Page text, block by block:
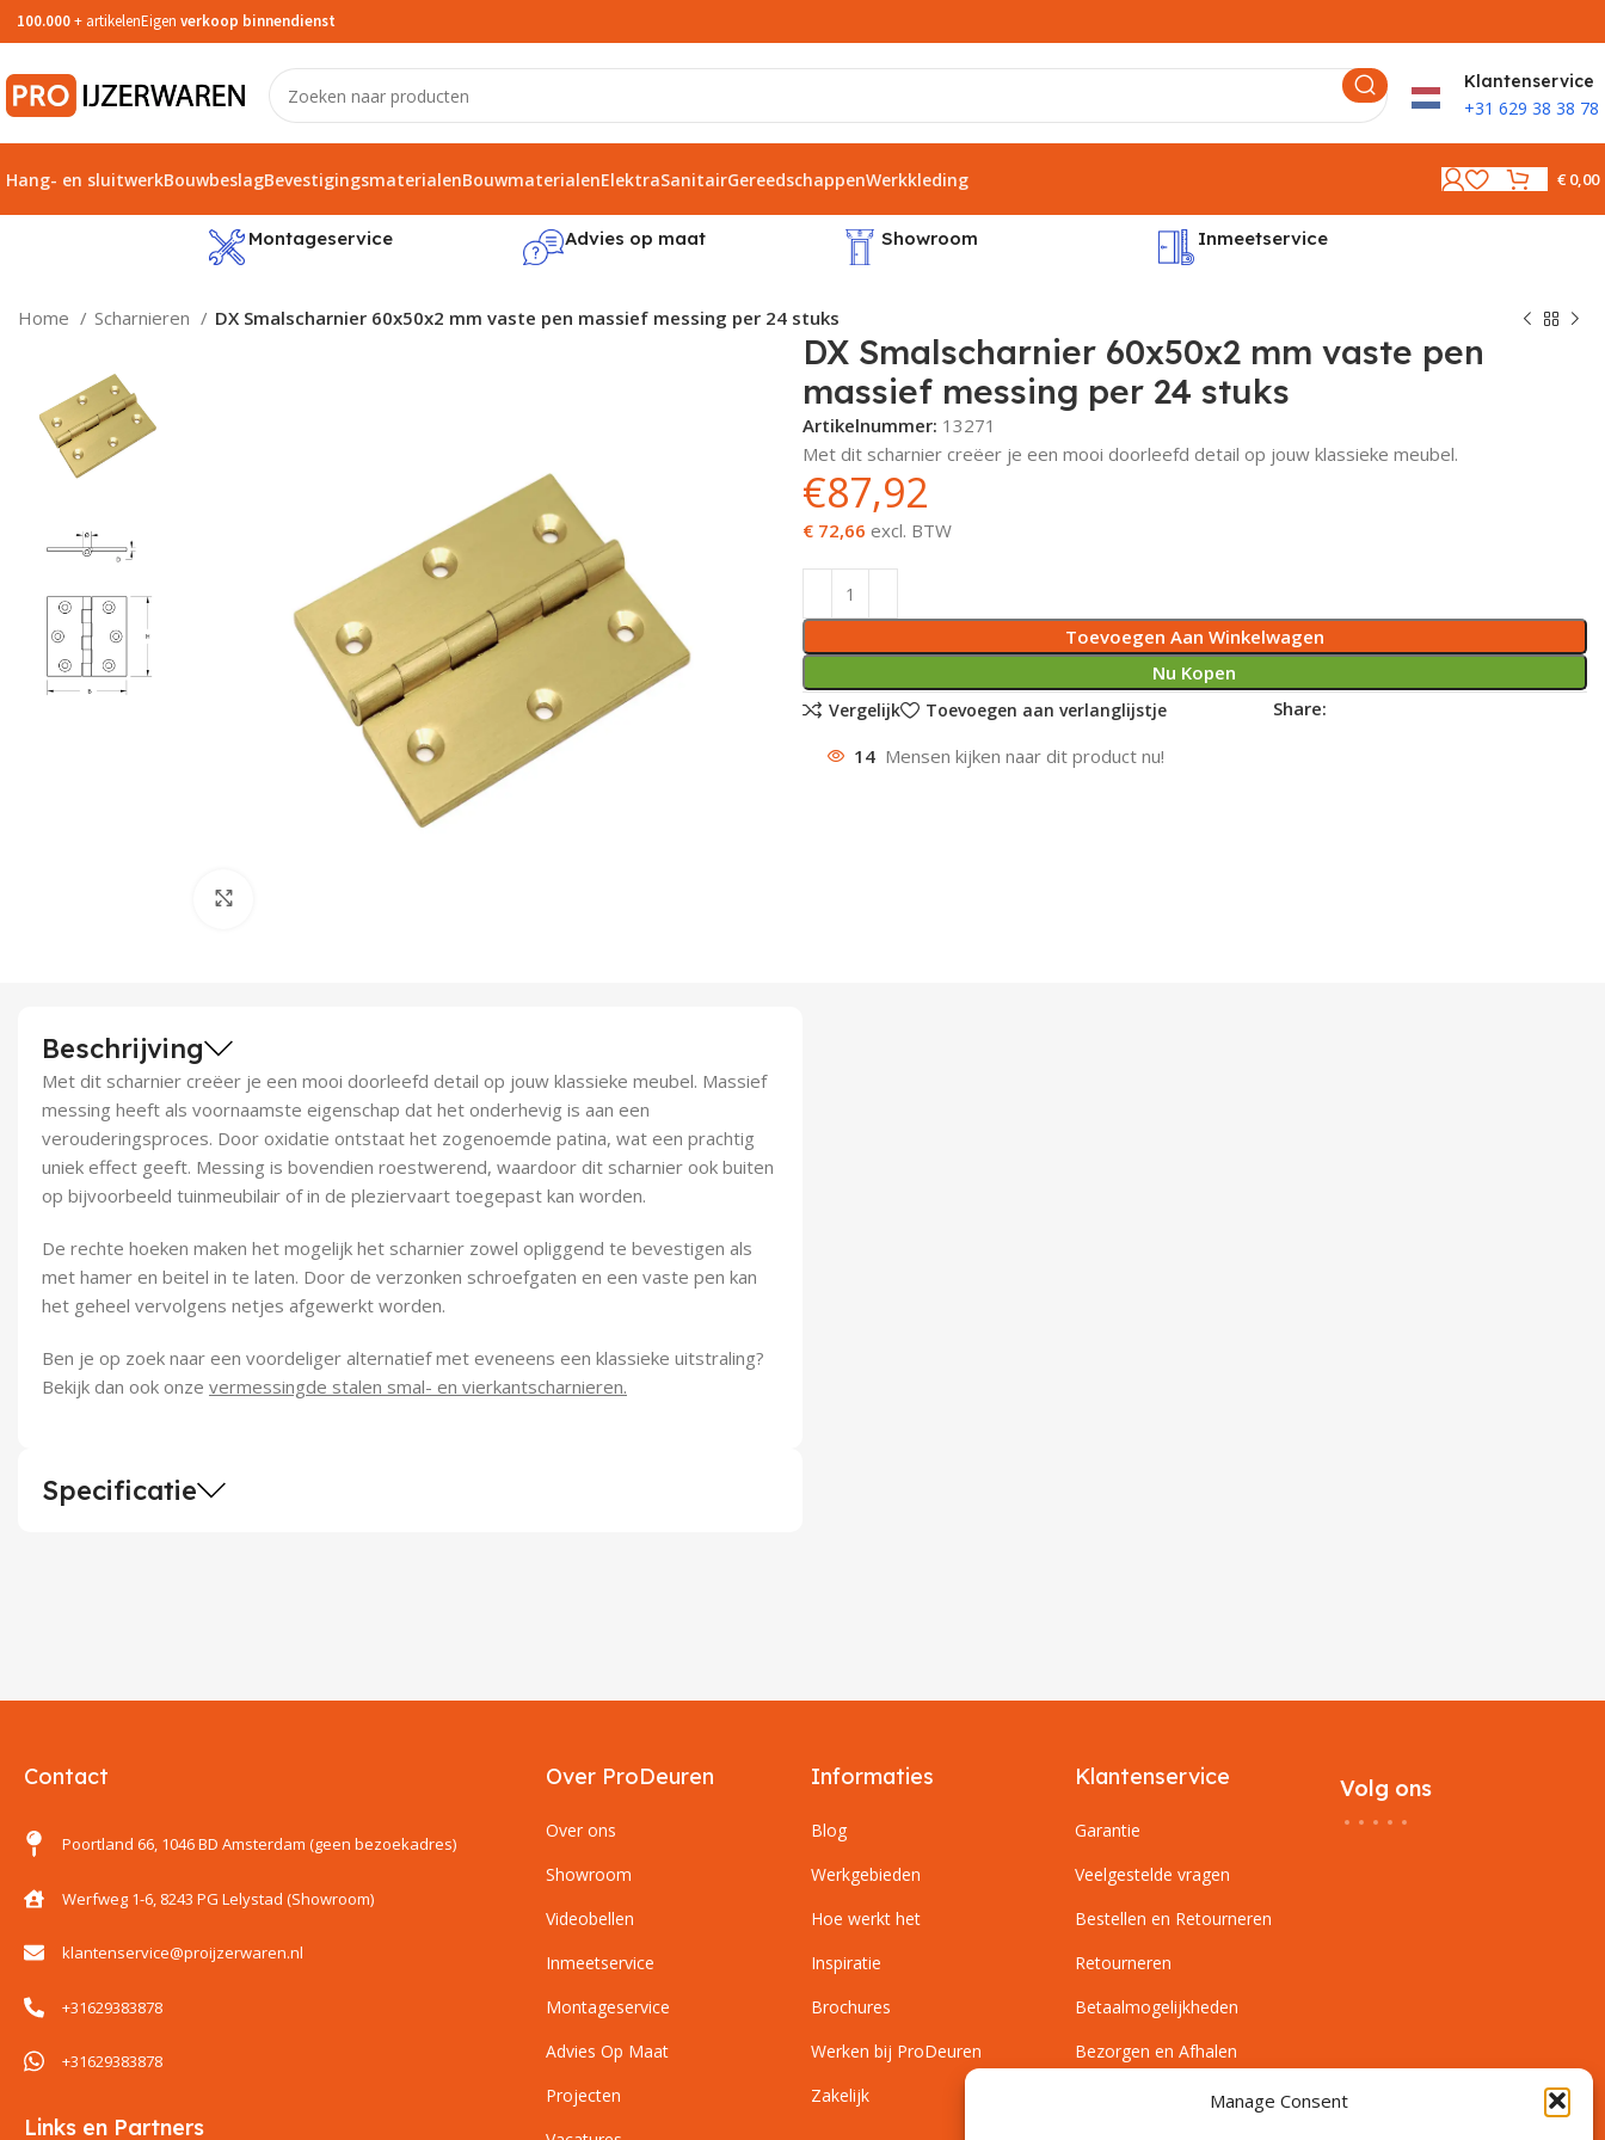
Manage Consent
100.000+ artikelenEigen verkoop binnendienst
Klantenservice
+31 629 38 38 78
Hang- en sluitwerkBouwbeslagBevestigingsmaterialenBouwmaterialenElektraSanitairGereedschappenWerkkleding €0,00
Montageservice Advies op maat Showroom Inmeetservice
Home Scharnieren DX Smalscharnier 60x50x2 mm vaste pen massief messing per 24 stuks
DX Smalscharnier 60x50x2 mm vaste pen
massief messing per 24 stuks
Artikelnummer: 13271
Met dit scharnier creëer je een mooi doorleefd detail op jouw klassieke meubel.
€87,92
€ 72,66 excl. BTW
Toevoegen Aan Winkelwagen
Nu Kopen
Vergelijk Toevoegen aan verlanglijstje Share:
14 Mensen kijken naar dit product nu!
Beschrijving
Met dit scharnier creëer je een mooi doorleefd detail op jouw klassieke meubel. Massief
messing heeft als voornaamste eigenschap dat het onderhevig is aan een
verouderingsproces. Door oxidatie ontstaat het zogenoemde patina, wat een prachtig
uniek effect geeft. Messing is bovendien roestwerend, waardoor dit scharnier ook buiten
op bijvoorbeeld tuinmeubilair of in de pleziervaart toegepast kan worden.
De rechte hoeken maken het mogelijk het scharnier zowel opliggend te bevestigen als
met hamer en beitel in te laten. Door de verzonken schroefgaten en een vaste pen kan
het geheel vervolgens netjes afgewerkt worden.
Ben je op zoek naar een voordeliger alternatief met eveneens een klassieke uitstraling?
Bekijk dan ook onze vermessingde stalen smal- en vierkantscharnieren.
Specificatie
Contact
Poortland 66, 1046 BD Amsterdam (geen bezoekadres)
Werfweg 1-6, 8243 PG Lelystad (Showroom)
klantenservice@proijzerwaren.nl
+31629383878
+31629383878
Links en Partners
Over ProDeuren
Over ons
Showroom
Videobellen
Inmeetservice
Montageservice
Advies Op Maat
Projecten
Informaties
Blog
Werkgebieden
Hoe werkt het
Inspiratie
Brochures
Werken bij ProDeuren
Zakelijk
Klantenservice
Garantie
Veelgestelde vragen
Bestellen en Retourneren
Retourneren
Betaalmogelijkheden
Bezorgen en Afhalen
Leveringsvoorwaarden
Volg ons